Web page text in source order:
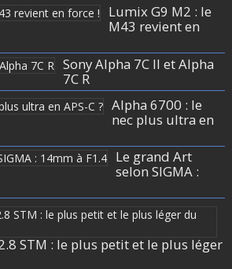
Lumix G9 M2 : le
M43 revient en
Sony Alpha 7C II et Alpha
7C R
Alpha 6700 : le
nec plus ultra en
Le grand Art
selon SIGMA :
STM : le plus petit et le plus léger